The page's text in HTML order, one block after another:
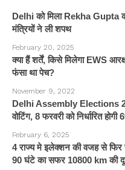
Delhi को मिला Rekha Gupta
मंत्रियों ने ली शपथ
February 20, 2025
क्या हैं शर्तें, किसे मिलेगा EWS
फंसा था पेच?
November 9, 2022
Delhi Assembly Elections
वोटिंग, 8 फरवरी को निर्धारित
February 6, 2025
4 राज्य मे इलेक्शन की वजह से फिर
90 घंटे का सफर 10800 km की